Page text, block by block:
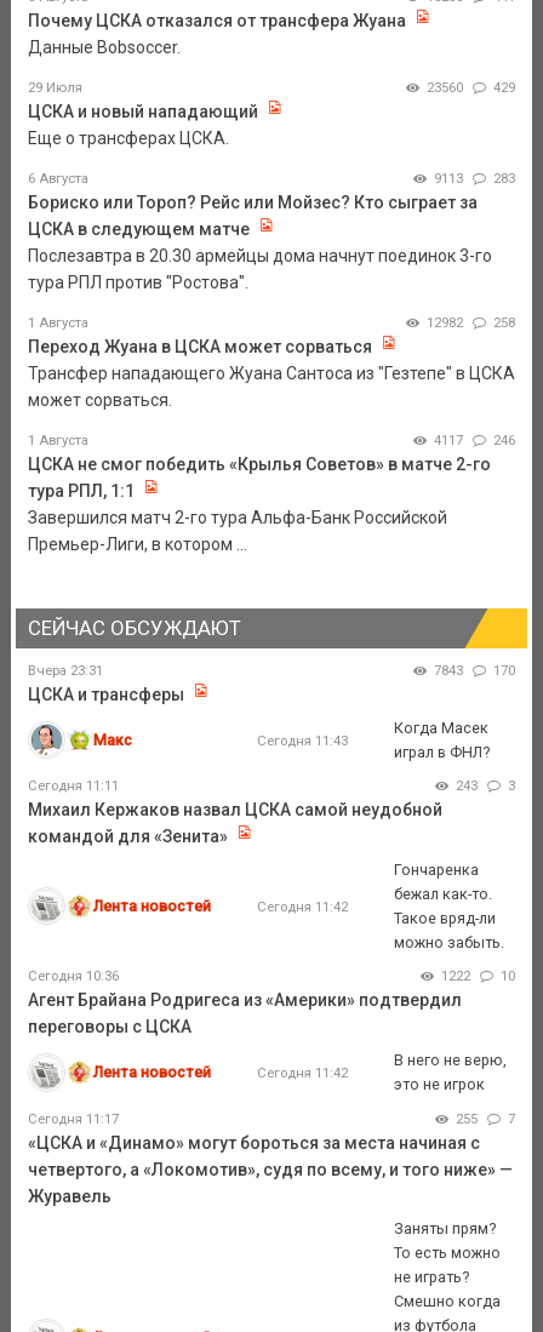
Почему ЦСКА отказался от трансфера Жуана
Данные Bobsoccer.
29 Июля 23560 429
ЦСКА и новый нападающий
Еще о трансферах ЦСКА.
6 Августа 9113 283
Бориско или Тороп? Рейс или Мойзес? Кто сыграет за
ЦСКА в следующем матче
Послезавтра в 20.30 армейцы дома начнут поединок 3-го
тура РПЛ против "Ростова".
1 Августа 12982 258
Переход Жуана в ЦСКА может сорваться
Трансфер нападающего Жуана Сантоса из "Гезтепе" в ЦСКА
может сорваться.
1 Августа 4117 246
ЦСКА не смог победить «Крылья Советов» в матче 2-го
тура РПЛ, 1:1
Завершился матч 2-го тура Альфа-Банк Российской
Премьер-Лиги, в котором ...
СЕЙЧАС ОБСУЖДАЮТ
Вчера 23:31 7843 170
ЦСКА и трансферы
Макс Сегодня 11:43
Когда Масек
играл в ФНЛ?
Сегодня 11:11 243 3
Михаил Кержаков назвал ЦСКА самой неудобной
командой для «Зенита»
Лента новостей Сегодня 11:42
Гончаренка
бежал как-то.
Такое вряд-ли
можно забыть.
Сегодня 10:36 1222 10
Агент Брайана Родригеса из «Америки» подтвердил
переговоры с ЦСКА
Лента новостей Сегодня 11:42
В него не верю,
это не игрок
Сегодня 11:17 255 7
«ЦСКА и «Динамо» могут бороться за места начиная с
четвертого, а «Локомотив», судя по всему, и того ниже» —
Журавель
Заняты прям?
То есть можно
не играть?
Смешно когда
из футбола